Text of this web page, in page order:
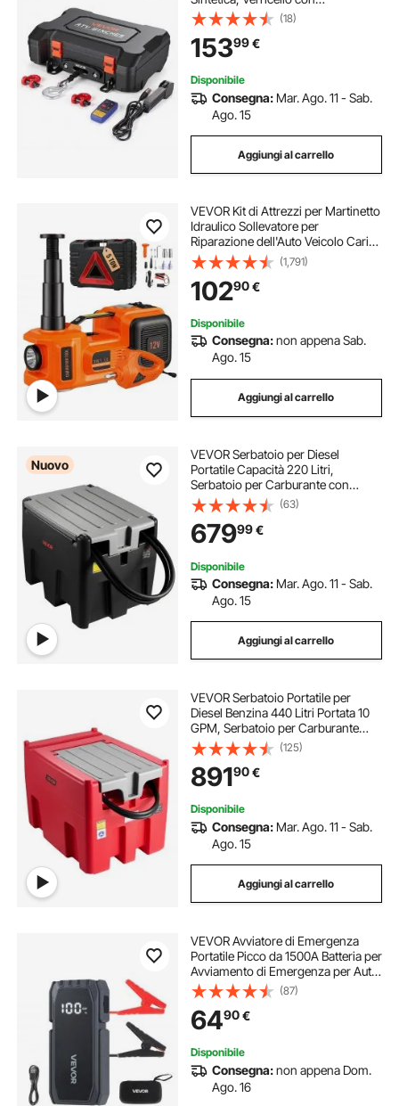
Telecomando Wireless e Cablato,
Kit di Recupero con Valigetta,
Passacavo, Gancio, per ATV, UTV e
Off-Road
(18)
15399€
Disponibile
Consegna: Mar. Ago. 11 - Sab.
Ago. 15
Aggiungi al carrello
VEVOR Kit di Attrezzi per Martinetto
Idraulico Sollevatore per
Riparazione dell'Auto Veicolo Carico
Massimo 5 Tonnellate Corrente CC
12V 180W 15A Pressione 10bar,
Cassetta di Attrezzi per Martinetto
(1,791)
10290€
Disponibile
Consegna:non appena Sab.
Ago. 15
Aggiungi al carrello
Nuovo
VEVOR Serbatoio per Diesel
Portatile Capacità 220 Litri,
Serbatoio per Carburante con
Pompa di Trasferimento Elettrica da
12 V Potenza 140W, Lunghezza
Cavo Alimentazione 3,9m, Nero
(63)
67999€
Disponibile
Consegna: Mar. Ago. 11 - Sab.
Ago. 15
Aggiungi al carrello
VEVOR Serbatoio Portatile per
Diesel Benzina 440 Litri Portata 10
GPM, Serbatoio per Carburante
Diesel con Pompa di Trasferimento
Elettrica da 12 V, Tubo Flessibile,
Trasporto del Carburante, Rosso
(125)
89190€
Disponibile
Consegna: Mar. Ago. 11 - Sab.
Ago. 15
Aggiungi al carrello
VEVOR Avviatore di Emergenza
Portatile Picco da 1500A Batteria per
Avviamento di Emergenza per Auto
Booster Portatile Batteria al Litio 12V
con Torcia a 3 Modalità per Motori
Auto Potenza Ingresso 10W
(87)
6490€
Disponibile
Consegna:non appena Dom.
Ago. 16